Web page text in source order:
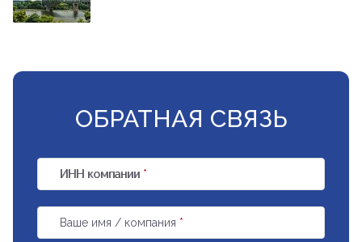
ОБРАТНАЯ СВЯЗЬ
ИНН компании *
Ваше имя / компания *